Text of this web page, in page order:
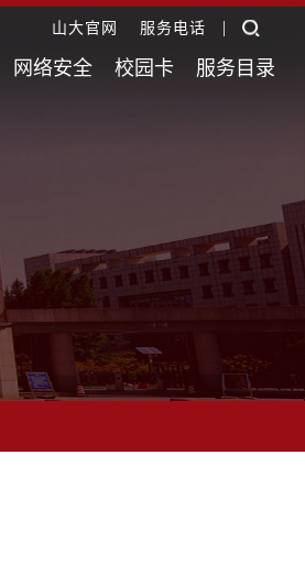
山大官网 服务电话 |
网络安全 校园卡 服务目录